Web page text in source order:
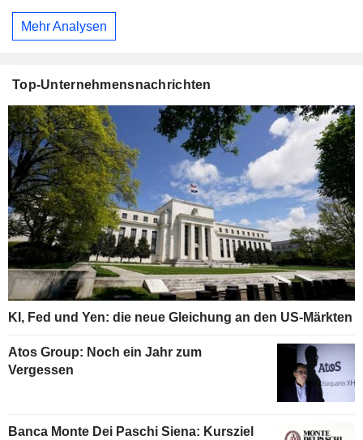
Mehr Analysen
Top-Unternehmensnachrichten
KI, Fed und Yen: die neue Gleichung an den US-Märkten
Atos Group: Noch ein Jahr zum
Vergessen
Banca Monte Dei Paschi Siena: Kursziel